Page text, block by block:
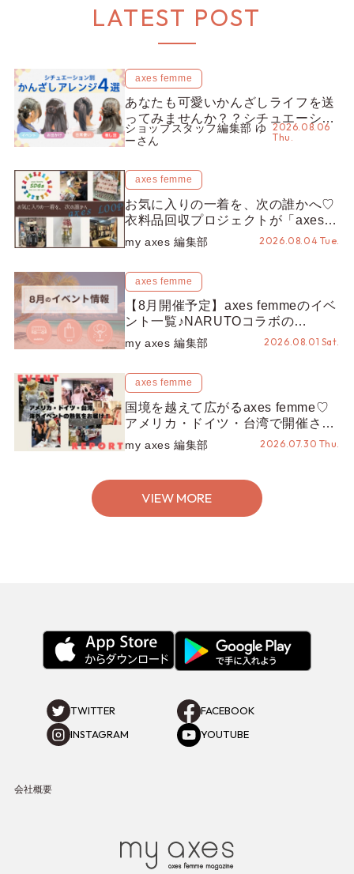
LATEST POST
axes femme
あなたも可愛いかんざしライフを送
ってみませんか？？シチュエーショ
ン別“かんざし”のオススメ【ショッ
プスタッフ編集部】
ショップスタッフ編集部 ゆ
ーさん
2026.08.06
Thu.
axes femme
お気に入りの一着を、次の誰かへ♡
衣料品回収プロジェクトが「axes
LOOP」にアップデート！活用する
とポイントが手に入る◎
my axes 編集部 2026.08.04 Tue.
axes femme
【8月開催予定】axes femmeのイベ
ント一覧♪NARUTOコラボの
REZEN POPUPから、プチYour
Stage.、ティーパーティまで！8月
my axes 編集部 2026.08.01 Sat.
axes femme
国境を越えて広がるaxes femme♡
アメリカ・ドイツ・台湾で開催され
たイベントをお届け！美沙子さんか
らのコメントも♬【海外イベントレ
my axes 編集部 2026.07.30 Thu.
VIEW MORE
TWITTER
FACEBOOK
INSTAGRAM
YOUTUBE
会社概要